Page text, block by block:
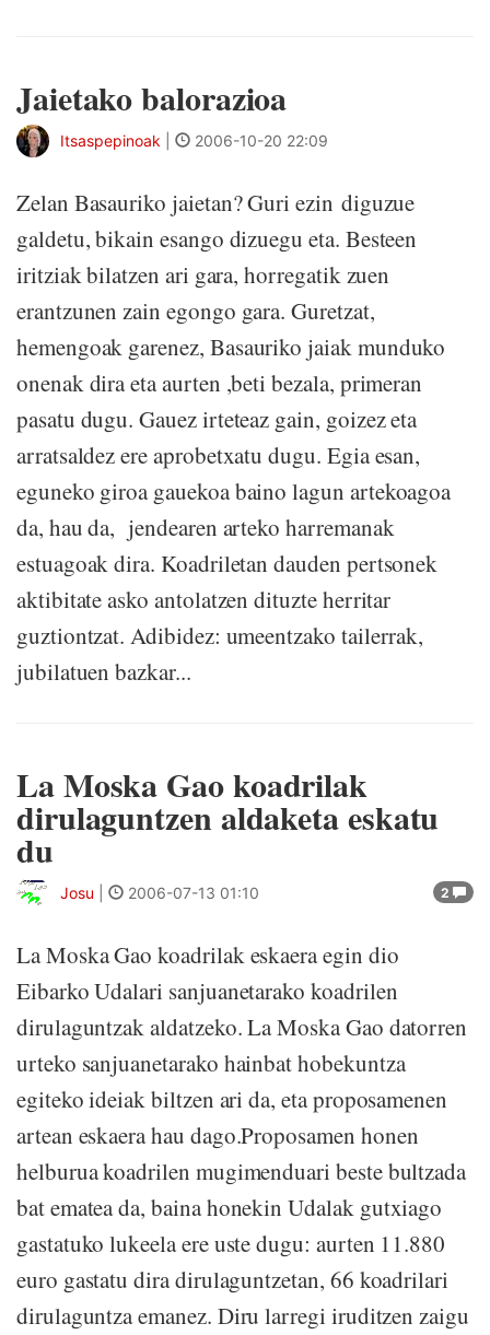
Jaietako balorazioa
Itsaspepinoak 2006-10-20 22:09
Zelan Basauriko jaietan? Guri ezin diguzue
galdetu, bikain esango dizuegu eta. Besteen
iritziak bilatzen ari gara, horregatik zuen
erantzunen zain egongo gara. Guretzat,
hemengoak garenez, Basauriko jaiak munduko
onenak dira eta aurten ,beti bezala, primeran
pasatu dugu. Gauez irteteaz gain, goizez eta
arratsaldez ere aprobetxatu dugu. Egia esan,
eguneko giroa gauekoa baino lagun artekoagoa
da, hau da, jendearen arteko harremanak
estuagoak dira. Koadriletan dauden pertsonek
aktibitate asko antolatzen dituzte herritar
guztiontzat. Adibidez: umeentzako tailerrak,
jubilatuen bazkar...
La Moska Gao koadrilak
dirulaguntzen aldaketa eskatu
du
2
Josu 2006-07-13 01:10
La Moska Gao koadrilak eskaera egin dio
Eibarko Udalari sanjuanetarako koadrilen
dirulaguntzak aldatzeko. La Moska Gao datorren
urteko sanjuanetarako hainbat hobekuntza
egiteko ideiak biltzen ari da, eta proposamenen
artean eskaera hau dago.Proposamen honen
helburua koadrilen mugimenduari beste bultzada
bat ematea da, baina honekin Udalak gutxiago
gastatuko lukeela ere uste dugu: aurten 11.880
euro gastatu dira dirulaguntzetan, 66 koadrilari
dirulaguntza emanez. Diru larregi iruditzen zaigu